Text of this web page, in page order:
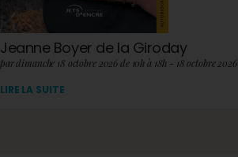
Jeanne Boyer de la Giroday
par dimanche 18 octobre 2026 de 10h à 18h - 18 octobre 2026
LIRE LA SUITE